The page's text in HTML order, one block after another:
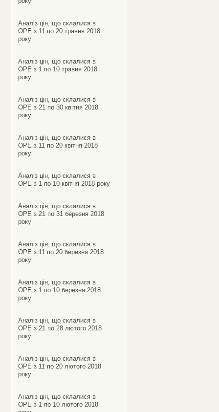
Аналіз цін, що склалися в
ОРЕ з 11 по 20 травня 2018
року
Аналіз цін, що склалися в
ОРЕ з 1 по 10 травня 2018
року
Аналіз цін, що склалися в
ОРЕ з 21 по 30 квітня 2018
року
Аналіз цін, що склалися в
ОРЕ з 11 по 20 квітня 2018
року
Аналіз цін, що склалися в
ОРЕ з 1 по 10 квітня 2018 року
Аналіз цін, що склалися в
ОРЕ з 21 по 31 березня 2018
року
Аналіз цін, що склалися в
ОРЕ з 11 по 20 березня 2018
року
Аналіз цін, що склалися в
ОРЕ з 1 по 10 березня 2018
року
Аналіз цін, що склалися в
ОРЕ з 21 по 28 лютого 2018
року
Аналіз цін, що склалися в
ОРЕ з 11 по 20 лютого 2018
року
Аналіз цін, що склалися в
ОРЕ з 1 по 10 лютого 2018